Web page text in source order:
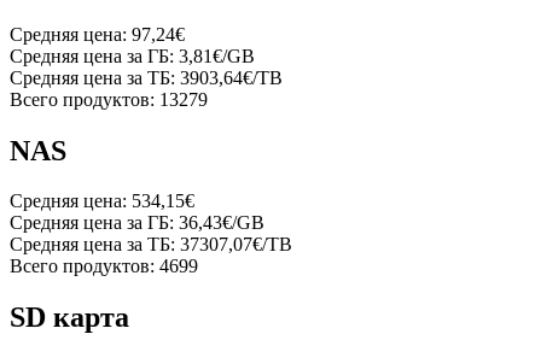
Средняя цена: 97,24€
Средняя цена за ГБ: 3,81€/GB
Средняя цена за ТБ: 3903,64€/TB
Всего продуктов: 13279
NAS
Средняя цена: 534,15€
Средняя цена за ГБ: 36,43€/GB
Средняя цена за ТБ: 37307,07€/TB
Всего продуктов: 4699
SD карта